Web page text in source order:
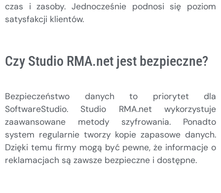
czas i zasoby. Jednocześnie podnosi się poziom
satysfakcji klientów.
Czy Studio RMA.net jest bezpieczne?
Bezpieczeństwo danych to priorytet dla
SoftwareStudio. Studio RMA.net wykorzystuje
zaawansowane metody szyfrowania. Ponadto
system regularnie tworzy kopie zapasowe danych.
Dzięki temu firmy mogą być pewne, że informacje o
reklamacjach są zawsze bezpieczne i dostępne.